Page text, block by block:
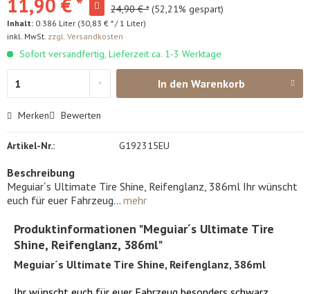
11,90 € * 24,90 € * (52,21% gespart)
Inhalt: 0.386 Liter (30,83 € * / 1 Liter)
inkl. MwSt. zzgl. Versandkosten
Sofort versandfertig, Lieferzeit ca. 1-3 Werktage
In den Warenkorb
Merken Bewerten
Artikel-Nr.: G192315EU
Beschreibung
Meguiar´s Ultimate Tire Shine, Reifenglanz, 386ml Ihr wünscht
euch für euer Fahrzeug... mehr
Produktinformationen "Meguiar´s Ultimate Tire
Shine, Reifenglanz, 386ml"
Meguiar´s Ultimate Tire Shine, Reifenglanz, 386ml